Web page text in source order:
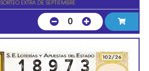
SORTEO EXTRA DE SEPTIEMBRE
0